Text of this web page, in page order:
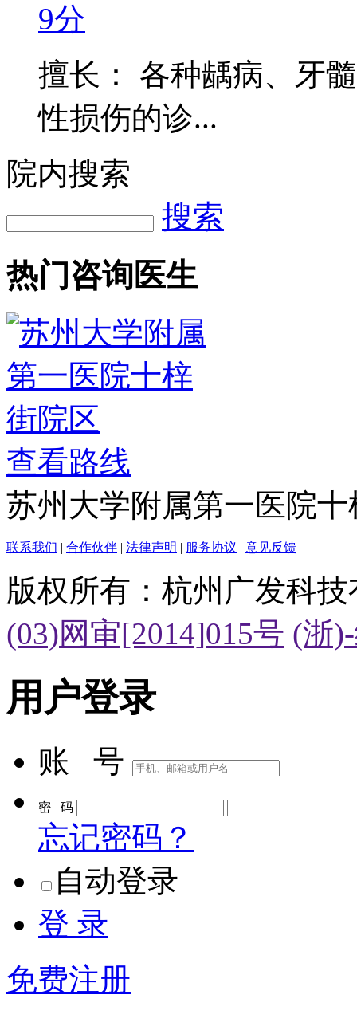
9分
擅长： 各种龋病、牙
性损伤的诊...
院内搜索
搜索
热门咨询医生
查看路线
苏州大学附属第一医院
联系我们 | 合作伙伴 | 法律声明 | 服务协议 | 意见反馈
版权所有：杭州广发科
(03)网审[2014]015号 (浙
用户登录
账 号
密 码
忘记密码？
自动登录
登 录
免费注册